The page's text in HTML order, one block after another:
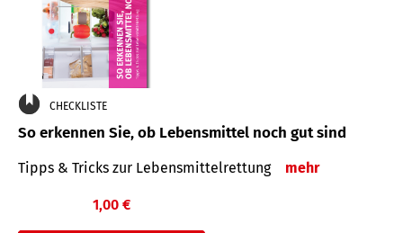
CHECKLISTE
So erkennen Sie, ob Lebensmittel noch gut sind
Tipps & Tricks zur Lebensmittelrettung mehr
1,00 €